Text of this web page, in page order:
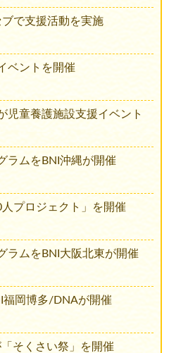
で支援活動を実施
ベントを開催
児童養護施設支援イベント
ラムをBNI沖縄が開催
プロジェクト」を開催
ラムをBNI大阪北東が開催
福岡博多/DNAが開催
そくさい祭」を開催